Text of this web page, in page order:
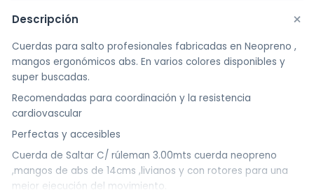
Descripción +
Cuerdas para salto profesionales fabricadas en Neopreno ,
mangos ergonómicos abs. En varios colores disponibles y
super buscadas.
Recomendadas para coordinación y la resistencia
cardiovascular
Perfectas y accesibles
Cuerda de Saltar C/ rúleman 3.00mts cuerda neopreno
,mangos de abs de 14cms ,livianos y con rotores para una
mejor ejecución del movimiento.